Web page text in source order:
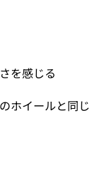
を感じる
ホイールと同じ